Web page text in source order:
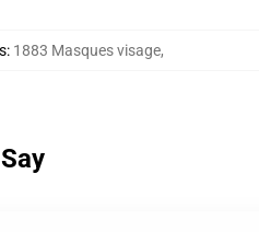
: 1883 Masques visage,